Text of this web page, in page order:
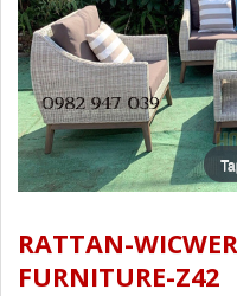
RATTAN-
FURNITURE-Z42